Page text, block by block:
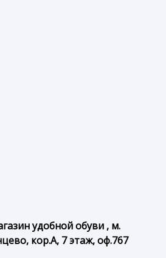
удобной обуви , м.
кор.А, 7 этаж, оф.767